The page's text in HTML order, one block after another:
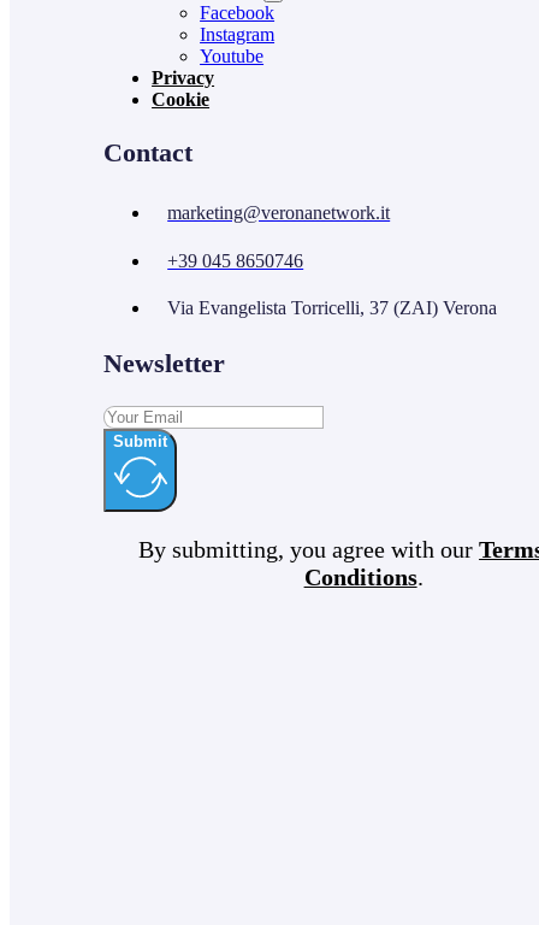
Facebook
Instagram
Youtube
Privacy
Cookie
Contact
marketing@veronanetwork.it
+39 045 8650746
Via Evangelista Torricelli, 37 (ZAI) Verona
Newsletter
Submit
By submitting, you agree with our
Conditions.